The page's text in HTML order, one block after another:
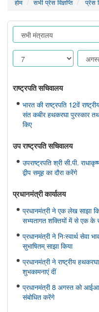
होम सभी प्रेस विज्ञप्ति प्रेस
राष्ट्रपति सचिवालय
भारत की राष्ट्रपति 12वें
संत कबीर हथकरघा पुरस्कार
किए
उप राष्ट्रपति सचिवालय
उपराष्ट्रपति श्री सी.पी.
द्वीप समूह का दौरा करेंगे
प्रधानमंत्री कार्यालय
प्रधानमंत्री ने एक लेख साझा
सभ्यतागत शक्तियों में से एक के
प्रधानमंत्री ने निःस्वार्थ सेवा
सुभाषितम् साझा किया
प्रधानमंत्री ने राष्ट्रीय
शुभकामनाएं दीं
प्रधानमंत्री 8 अगस्त को
संबोधित करेंगे